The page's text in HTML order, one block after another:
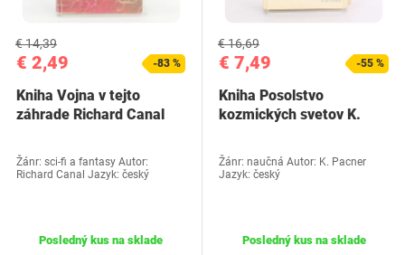
€ 2,49
€ 14,39
-83 %
Kniha Vojna v tejto
záhrade Richard Canal
Žánr: sci-fi a fantasy Autor:
Richard Canal Jazyk: český
Posledný kus na sklade
€ 7,49
€ 16,69
-55 %
Kniha Posolstvo
kozmických svetov K.
Žánr: naučná Autor: K. Pacner
Jazyk: český
Posledný kus na sklade